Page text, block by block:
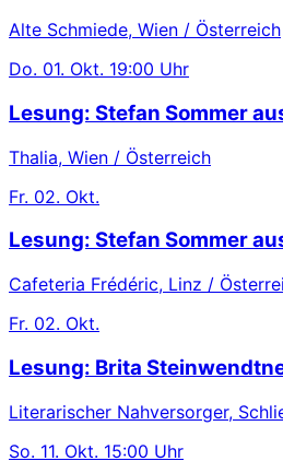
Alte Schmiede, Wien / Österreich
Do. 01. Okt. 19:00 Uhr
Lesung: Stefan Sommer
Thalia, Wien / Österreich
Fr. 02. Okt.
Lesung: Stefan Sommer
Cafeteria Frédéric, Linz /
Fr. 02. Okt.
Lesung: Brita
Literarischer Nahversorger,
So. 11. Okt. 15:00 Uhr